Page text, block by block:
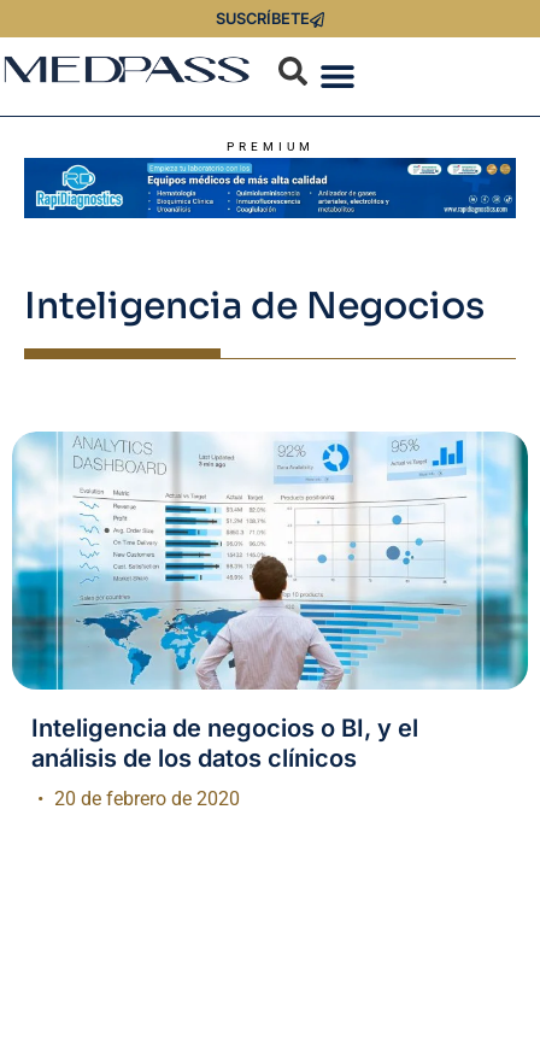
SUSCRÍBETE
PREMIUM
Inteligencia de Negocios
Inteligencia de negocios o BI, y el
análisis de los datos clínicos
20 de febrero de 2020